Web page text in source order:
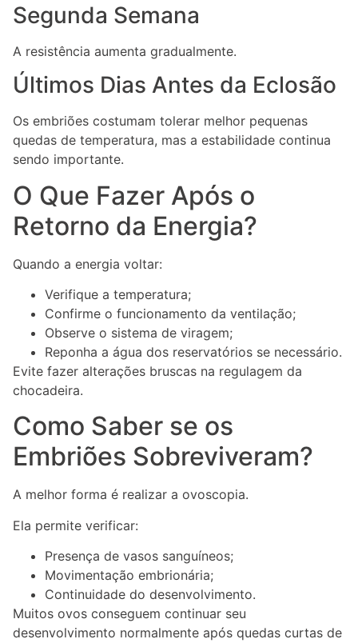
Segunda Semana
A resistência aumenta gradualmente.
Últimos Dias Antes da Eclosão
Os embriões costumam tolerar melhor pequenas
quedas de temperatura, mas a estabilidade continua
sendo importante.
O Que Fazer Após o
Retorno da Energia?
Quando a energia voltar:
Verifique a temperatura;
Confirme o funcionamento da ventilação;
Observe o sistema de viragem;
Reponha a água dos reservatórios se necessário.
Evite fazer alterações bruscas na regulagem da
chocadeira.
Como Saber se os
Embriões Sobreviveram?
A melhor forma é realizar a ovoscopia.
Ela permite verificar:
Presença de vasos sanguíneos;
Movimentação embrionária;
Continuidade do desenvolvimento.
Muitos ovos conseguem continuar seu
desenvolvimento normalmente após quedas curtas de